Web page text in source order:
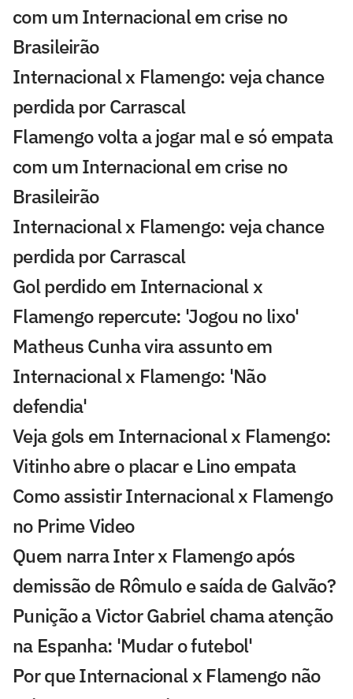
com um Internacional em crise no
Brasileirão
Internacional x Flamengo: veja chance
perdida por Carrascal
Flamengo volta a jogar mal e só empata
com um Internacional em crise no
Brasileirão
Internacional x Flamengo: veja chance
perdida por Carrascal
Gol perdido em Internacional x
Flamengo repercute: 'Jogou no lixo'
Matheus Cunha vira assunto em
Internacional x Flamengo: 'Não
defendia'
Veja gols em Internacional x Flamengo:
Vitinho abre o placar e Lino empata
Como assistir Internacional x Flamengo
no Prime Video
Quem narra Inter x Flamengo após
demissão de Rômulo e saída de Galvão?
Punição a Victor Gabriel chama atenção
na Espanha: 'Mudar o futebol'
Por que Internacional x Flamengo não